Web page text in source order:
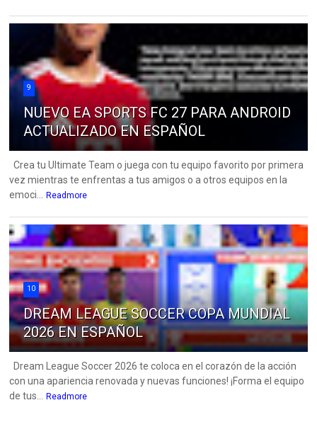
9
NUEVO EA SPORTS FC 27 PARA ANDROID
ACTUALIZADO EN ESPAÑOL
Crea tu Ultimate Team o juega con tu equipo favorito por primera
vez mientras te enfrentas a tus amigos o a otros equipos en la
emoci...
Readmore
10
DREAM LEAGUE SOCCER COPA MUNDIAL
2026 EN ESPAÑOL
Dream League Soccer 2026 te coloca en el corazón de la acción
con una apariencia renovada y nuevas funciones! ¡Forma el equipo
de tus...
Readmore